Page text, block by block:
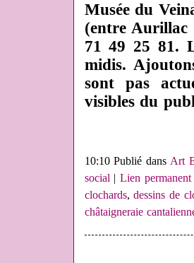
Musée du
(entre
71 49 25 81.
midis.
sont pas
visibles du
10:10 Publié dansArt
social|Lien permanent
clochards,dessins de
châtaigneraie